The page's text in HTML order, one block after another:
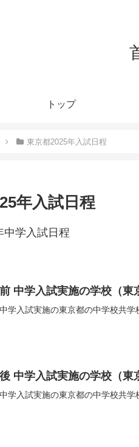
トップ
東京都2025年入試日程
年入試日程
中学入試日程
中学入試実施の学校（東
学入試実施の東京都の中学校共
中学入試実施の学校（東
学入試実施の東京都の中学校共